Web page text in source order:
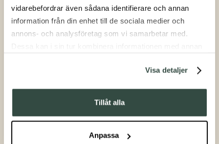
vidarebefordrar även sådana identifierare och annan
information från din enhet till de sociala medier och
annons- och analysföretag som vi samarbetar med.
samlat in när du har använt deras tjänster.Visa detaljer
Tillåt alla
Anpassa
Padel